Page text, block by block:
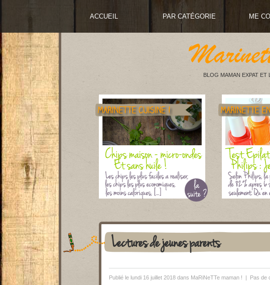
ACCUEIL PAR CATÉGORIE ME
BLOG MAMAN EXPAT
Lectures de jeunes parents
Publié le lundi 16 juillet 2018 dans MaRiNeTTe maman ! | Pas de